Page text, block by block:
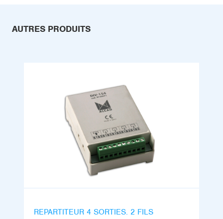
AUTRES PRODUITS
REPARTITEUR 4 SORTIES. 2 FILS